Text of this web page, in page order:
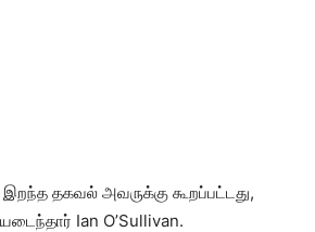
தகவல் அவருக்கு கூறப்பட்டது,
Ian O’Sullivan.